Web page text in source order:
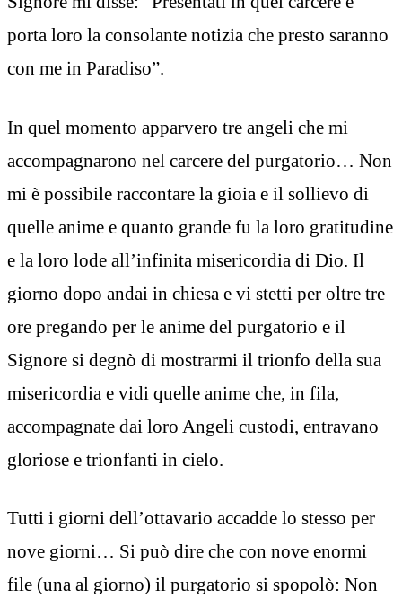
porta loro la consolante notizia che presto saranno
con me in Paradiso”.
In quel momento apparvero tre angeli che mi
accompagnarono nel carcere del purgatorio… Non
mi è possibile raccontare la gioia e il sollievo di
quelle anime e quanto grande fu la loro gratitudine
e la loro lode all’infinita misericordia di Dio. Il
giorno dopo andai in chiesa e vi stetti per oltre tre
ore pregando per le anime del purgatorio e il
Signore si degnò di mostrarmi il trionfo della sua
misericordia e vidi quelle anime che, in fila,
accompagnate dai loro Angeli custodi, entravano
gloriose e trionfanti in cielo.
Tutti i giorni dell’ottavario accadde lo stesso per
nove giorni… Si può dire che con nove enormi
file (una al giorno) il purgatorio si spopolò: Non